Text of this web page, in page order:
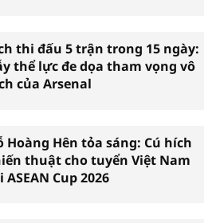
thi đấu 5 trận trong 15 ngày:
thể lực đe dọa tham vọng vô
của Arsenal
Hoàng Hên tỏa sáng: Cú hích
thuật cho tuyển Việt Nam
ASEAN Cup 2026